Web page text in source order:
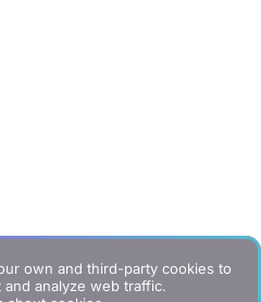
own and third-party cookies to
analyze web traffic.